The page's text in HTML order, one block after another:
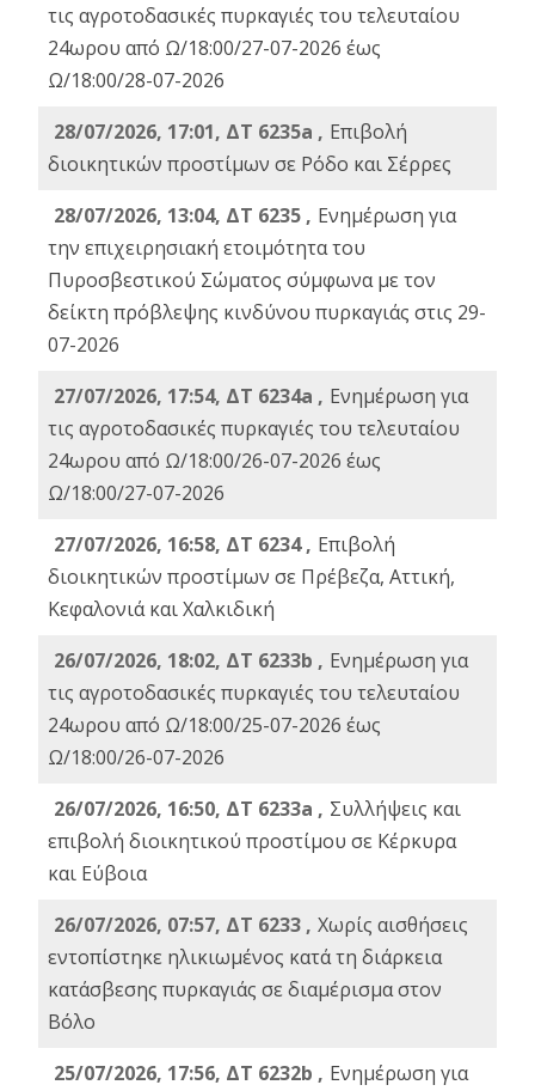
τις αγροτοδασικές πυρκαγιές του τελευταίου
24ωρου από Ω/18:00/27-07-2026 έως
Ω/18:00/28-07-2026
28/07/2026, 17:01, ΔΤ 6235a , Eπιβολή
διοικητικών προστίμων σε Ρόδο και Σέρρες
28/07/2026, 13:04, ΔΤ 6235 , Ενημέρωση για
την επιχειρησιακή ετοιμότητα του
Πυροσβεστικού Σώματος σύμφωνα με τον
δείκτη πρόβλεψης κινδύνου πυρκαγιάς στις 29-
07-2026
27/07/2026, 17:54, ΔΤ 6234a , Ενημέρωση για
τις αγροτοδασικές πυρκαγιές του τελευταίου
24ωρου από Ω/18:00/26-07-2026 έως
Ω/18:00/27-07-2026
27/07/2026, 16:58, ΔΤ 6234 , Eπιβολή
διοικητικών προστίμων σε Πρέβεζα, Αττική,
Κεφαλονιά και Χαλκιδική
26/07/2026, 18:02, ΔΤ 6233b , Ενημέρωση για
τις αγροτοδασικές πυρκαγιές του τελευταίου
24ωρου από Ω/18:00/25-07-2026 έως
Ω/18:00/26-07-2026
26/07/2026, 16:50, ΔΤ 6233a , Συλλήψεις και
επιβολή διοικητικού προστίμου σε Κέρκυρα
και Εύβοια
26/07/2026, 07:57, ΔΤ 6233 , Χωρίς αισθήσεις
εντοπίστηκε ηλικιωμένος κατά τη διάρκεια
κατάσβεσης πυρκαγιάς σε διαμέρισμα στον
Βόλο
25/07/2026, 17:56, ΔΤ 6232b , Ενημέρωση για